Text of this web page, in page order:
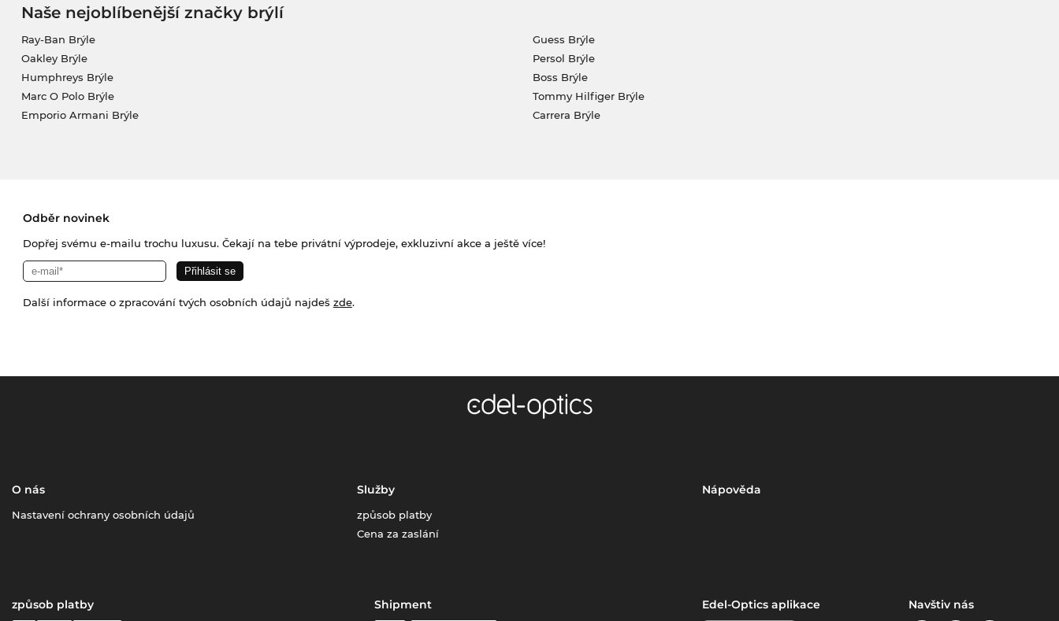
Naše nejoblíbenější značky brýlí
Ray-Ban Brýle
Oakley Brýle
Humphreys Brýle
Marc O Polo Brýle
Emporio Armani Brýle
Guess Brýle
Persol Brýle
Boss Brýle
Tommy Hilfiger Brýle
Carrera Brýle
Odběr novinek
Dopřej svému e-mailu trochu luxusu. Čekají na tebe privátní výprodeje, exkluzivní akce a ještě více!
Další informace o zpracování tvých osobních údajů najdeš zde.
O nás
Nastavení ochrany osobních údajů
Služby
způsob platby
Cena za zaslání
Nápověda
způsob platby Shipment Edel-Optics aplikace Navštiv nás